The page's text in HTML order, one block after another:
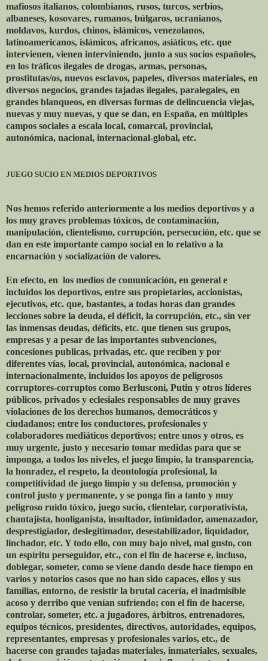
mafiosos italianos, colombianos, rusos, turcos, serbios,
albaneses, kosovares, rumanos, búlgaros, ucranianos,
moldavos, kurdos, chinos, islámicos, venezolanos,
latinoamericanos, islámicos, africanos, asiáticos, etc. que
intervienen, vienen interviniendo, junto a sus socios españoles,
en los tráficos ilegales de drogas, armas, personas,
prostitutas/os, nuevos esclavos, papeles, diversos materiales, en
diversos negocios, grandes tajadas ilegales, paralegales, en
grandes blanqueos, en diversas formas de delincuencia viejas,
nuevas y muy nuevas, y que se dan, en España, en múltiples
campos sociales a escala local, comarcal, provincial,
autonómica, nacional, internacional-global, etc.
JUEGO SUCIO EN MEDIOS DEPORTIVOS
Nos hemos referido anteriormente a los medios deportivos y a
los muy graves problemas tóxicos, de contaminación,
manipulación, clientelismo, corrupción, persecución, etc. que se
dan en este importante campo social en lo relativo a la
encarnación y socialización de valores.
En efecto, en los medios de comunicación, en general e
incluidos los deportivos, entre sus propietarios, accionistas,
ejecutivos, etc. que, bastantes, a todas horas dan grandes
lecciones sobre la deuda, el déficit, la corrupción, etc., sin ver
las inmensas deudas, déficits, etc. que tienen sus grupos,
empresas y a pesar de las importantes subvenciones,
concesiones publicas, privadas, etc. que reciben y por
diferentes vías, local, provincial, autonómica, nacional e
internacionalmente, incluidos los apoyos de peligrosos
corruptores-corruptos como Berlusconi, Putin y otros líderes
públicos, privados y eclesiales responsables de muy graves
violaciones de los derechos humanos, democráticos y
ciudadanos; entre los conductores, profesionales y
colaboradores mediáticos deportivos; entre unos y otros, es
muy urgente, justo y necesario tomar medidas para que se
imponga, a todos los niveles, el juego limpio, la transparencia,
la honradez, el respeto, la deontología profesional, la
competitividad de juego limpio y su defensa, promoción y
control justo y permanente, y se ponga fin a tanto y muy
peligroso ruido tóxico, juego sucio, clientelar, corporativista,
chantajista, hooliganista, insultador, intimidador, amenazador,
desprestigiador, deslegitimador, desestabilizador, liquidador,
linchador, etc. Y todo ello, con muy bajo nivel, mal gusto, con
un espíritu perseguidor, etc., con el fin de hacerse e, incluso,
doblegar, someter, como se viene dando desde hace tiempo en
varios y notorios casos que no han sido capaces, ellos y sus
familias, entorno, de resistir la brutal cacería, el inadmisible
acoso y derribo que venían sufriendo; con el fin de hacerse,
controlar, someter, etc. a jugadores, árbitros, entrenadores,
equipos técnicos, presidentes, directivos, autoridades, equipos,
representantes, empresas y profesionales varios, etc., de
hacerse con grandes tajadas materiales, inmateriales, sexuales,